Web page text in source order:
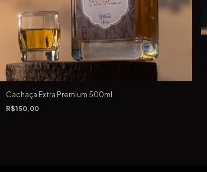
Cachaça Extra Premium 500ml
R$150,00